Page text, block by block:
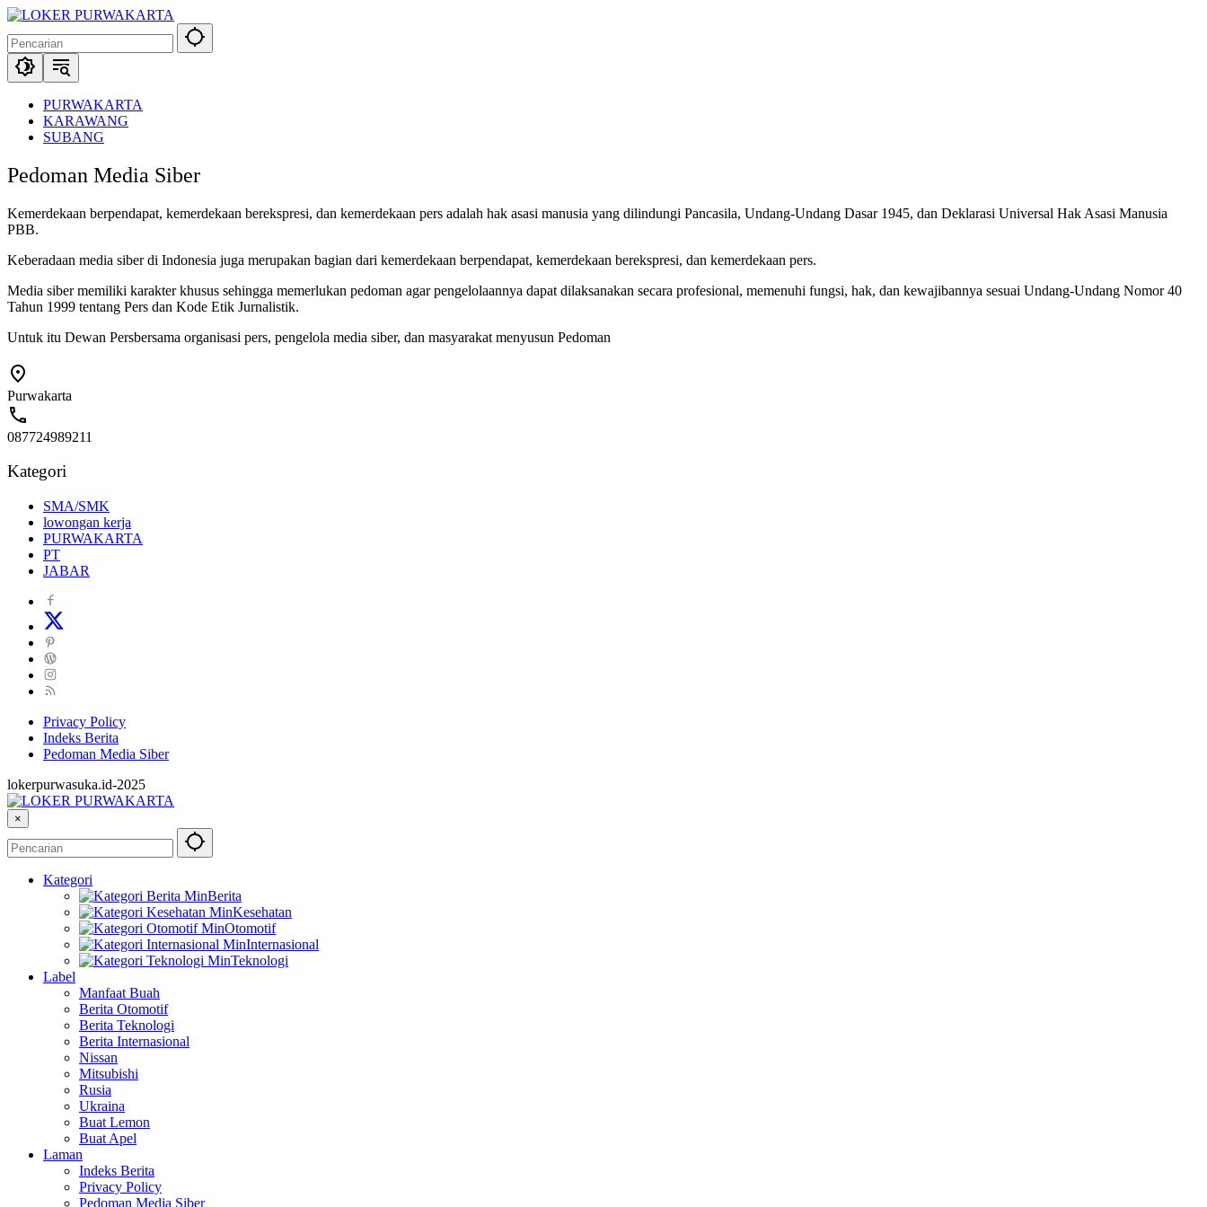
Langsung
konten
PURWAKARTA
KARAWANG
SUBANG
Pedoman Media Siber
Kemerdekaan berpendapat, kemerdekaan berekspresi, dan kemerdekaan pers adalah hak asasi manusia yang dilindungi Pancasila, Undang-Undang Dasar 1945, dan Deklarasi Universal Hak Asasi Manusia
PBB.
Keberadaan media siber di Indonesia juga merupakan bagian dari kemerdekaan berpendapat, kemerdekaan berekspresi, dan kemerdekaan pers.
Media siber memiliki karakter khusus sehingga memerlukan pedoman agar pengelolaannya dapat dilaksanakan secara profesional, memenuhi fungsi, hak, dan kewajibannya sesuai Undang-Undang Nomor 40
Tahun 1999 tentang Pers dan Kode Etik Jurnalistik.
Untuk itu Dewan Persbersama organisasi pers, pengelola media siber, dan masyarakat menyusun Pedoman
Purwakarta
087724989211
Kategori
SMA/SMK
lowongan kerja
PURWAKARTA
PT
JABAR
Privacy Policy
Indeks Berita
Pedoman Media Siber
lokerpurwasuka.id-2025
×
Kategori
Berita
Kesehatan
Otomotif
Internasional
Teknologi
Label
Manfaat Buah
Berita Otomotif
Berita Teknologi
Berita Internasional
Nissan
Mitsubishi
Rusia
Ukraina
Buat Lemon
Buat Apel
Laman
Indeks Berita
Privacy Policy
Pedoman Media Siber